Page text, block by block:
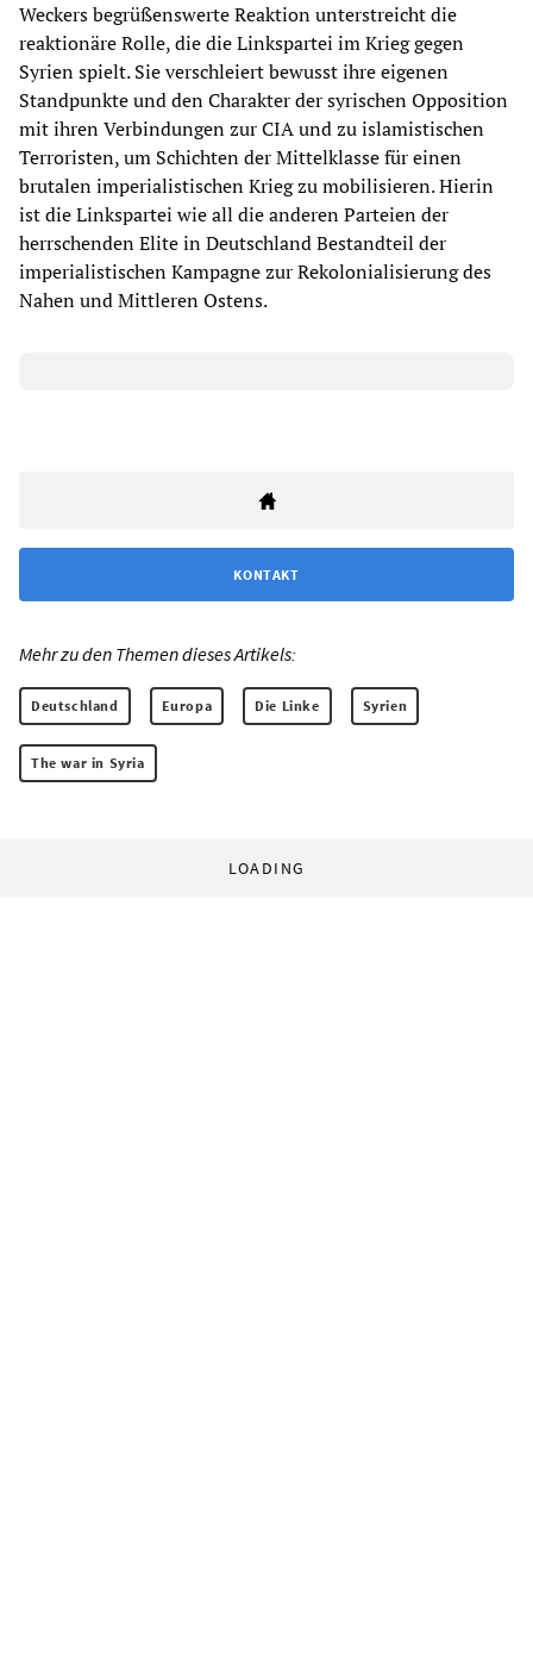
Weckers begrüßenswerte Reaktion unterstreicht die
reaktionäre Rolle, die die Linkspartei im Krieg gegen
Syrien spielt. Sie verschleiert bewusst ihre eigenen
Standpunkte und den Charakter der syrischen Opposition
mit ihren Verbindungen zur CIA und zu islamistischen
Terroristen, um Schichten der Mittelklasse für einen
brutalen imperialistischen Krieg zu mobilisieren. Hierin
ist die Linkspartei wie all die anderen Parteien der
herrschenden Elite in Deutschland Bestandteil der
imperialistischen Kampagne zur Rekolonialisierung des
Nahen und Mittleren Ostens.
KONTAKT
Mehr zu den Themen dieses Artikels:
Deutschland Europa Die Linke Syrien
The war in Syria
LOADING